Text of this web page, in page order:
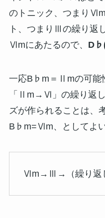
のトニック、つまり
ト、つまりⅢの繰り返
Ⅵmにあたるので、
一応B♭m＝Ⅱmの可能
「Ⅱm→Ⅵ」の繰り返
ズが作られることは、
B♭m=Ⅵm、としてよい
Ⅵm→Ⅲ→（繰り返